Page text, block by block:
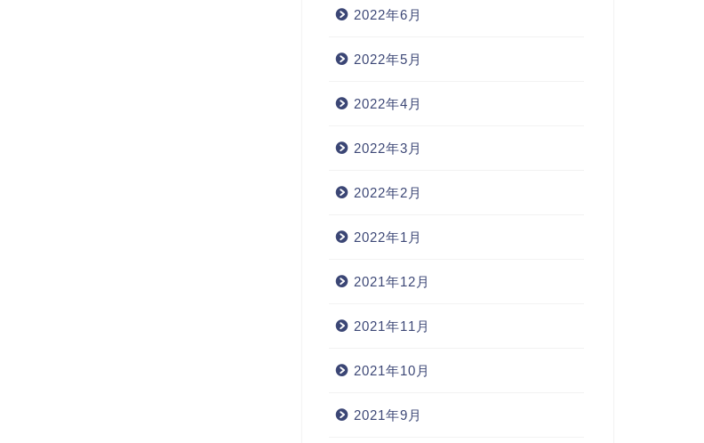
2022年6月
2022年5月
2022年4月
2022年3月
2022年2月
2022年1月
2021年12月
2021年11月
2021年10月
2021年9月